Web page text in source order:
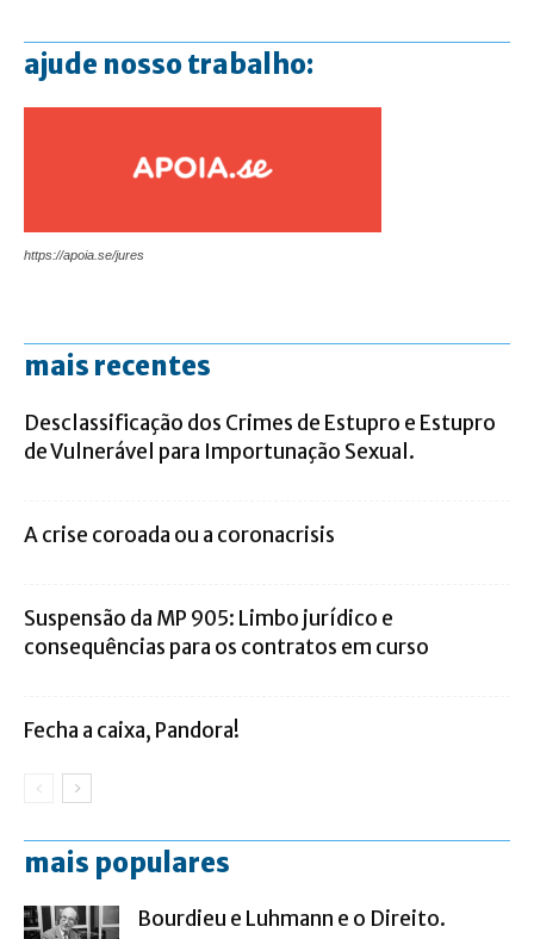
ajude nosso trabalho:
https://apoia.se/jures
mais recentes
Desclassificação dos Crimes de Estupro e Estupro
de Vulnerável para Importunação Sexual.
A crise coroada ou a coronacrisis
Suspensão da MP 905: Limbo jurídico e
consequências para os contratos em curso
Fecha a caixa, Pandora!
mais populares
Bourdieu e Luhmann e o Direito.